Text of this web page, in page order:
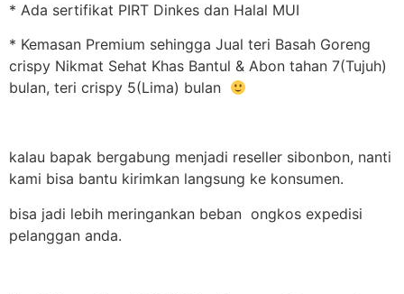
* Ada sertifikat PIRT Dinkes dan Halal MUI
* Kemasan Premium sehingga Jual teri Basah Goreng
crispy Nikmat Sehat Khas Bantul & Abon tahan 7(Tujuh)
bulan, teri crispy 5(Lima) bulan
kalau bapak bergabung menjadi reseller sibonbon, nanti
kami bisa bantu kirimkan langsung ke konsumen.
bisa jadi lebih meringankan beban ongkos expedisi
pelanggan anda.